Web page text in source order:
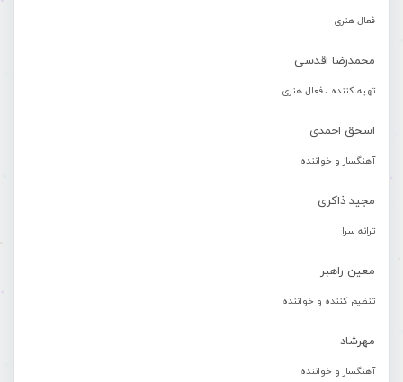
فعال هنری
محمدرضا اقدسی
تهیه کننده ، فعال هنری
اسحق احمدی
آهنگساز و خواننده
مجید ذاکری
ترانه سرا
معین راهبر
تنظیم کننده و خواننده
مهرشاد
آهنگساز و خواننده